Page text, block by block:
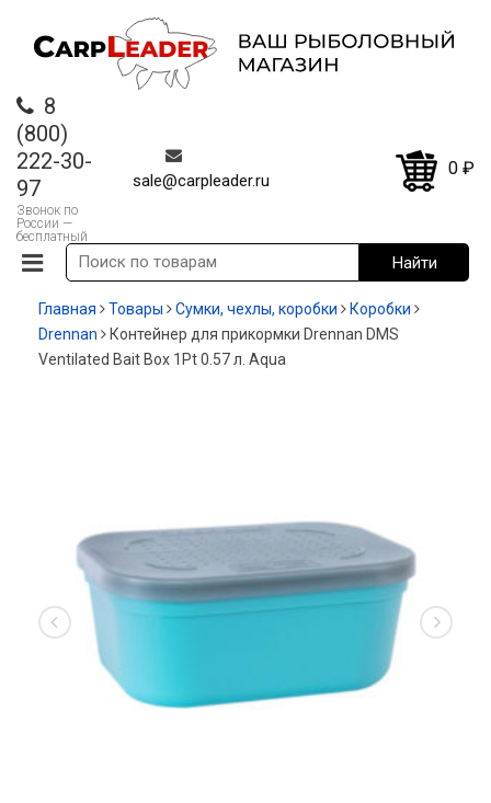
8
(800)
222-30-
97
Звонок по
России —
бесплатный
sale@carpleader.ru
0 ₽
Главная Товары Сумки, чехлы, коробки
Коробки
Drennan
Контейнер для прикормки Drennan DMS
Ventilated Bait Box 1Pt 0.57 л. Aqua